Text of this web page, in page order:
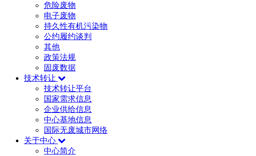
危险废物
电子废物
持久性有机污染物
公约履约谈判
其他
政策法规
固废数据
技术转让
技术转让平台
国家需求信息
企业供给信息
中心基地信息
国际无废城市网络
关于中心
中心简介